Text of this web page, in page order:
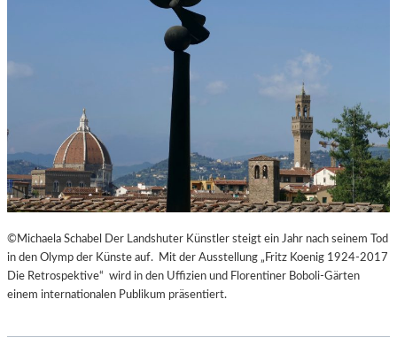
©Michaela Schabel Der Landshuter Künstler steigt ein Jahr nach seinem Tod
in den Olymp der Künste auf. Mit der Ausstellung „Fritz Koenig 1924-2017
Die Retrospektive“ wird in den Uffizien und Florentiner Boboli-Gärten
einem internationalen Publikum präsentiert.